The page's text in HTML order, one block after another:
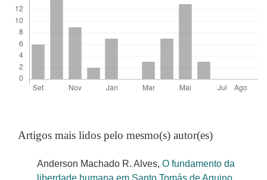
Artigos mais lidos pelo mesmo(s) autor(es)
Anderson Machado R. Alves, O fundamento da